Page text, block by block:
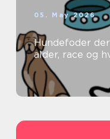
05. May 2026
Hundefoder
alder, race og